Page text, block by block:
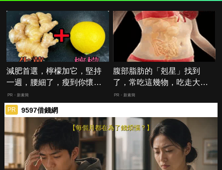
減肥首選，檸檬加它，堅持
一週，腰細了，瘦到你懷疑
人生
PR・新素簡
腹部脂肪的「剋星」找到
了，常吃這幾物，吃走大肚
囊，瘦出小蠻腰
PR・新素簡
PR 9597借錢網